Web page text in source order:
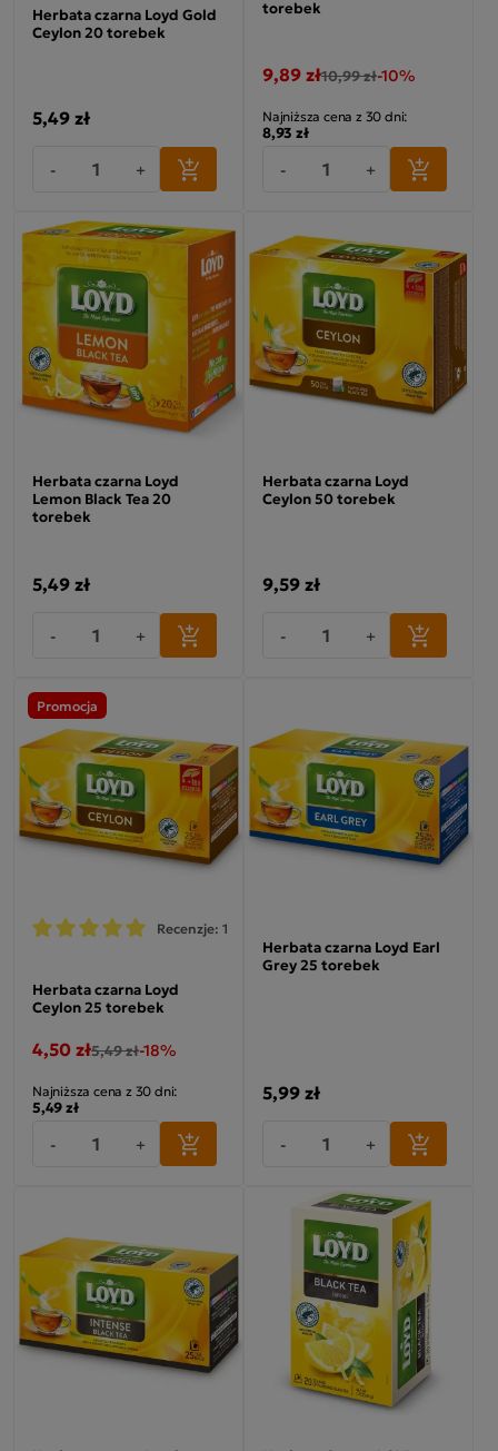
Herbata czarna Loyd Gold
Ceylon 20 torebek
5,49 zł
- +
torebek
9,89 zł10,99 zł-10%
Najniższa cena z 30 dni:
8,93 zł
- +
Herbata czarna Loyd
Lemon Black Tea 20
torebek
5,49 zł
- +
Herbata czarna Loyd
Ceylon 50 torebek
9,59 zł
- +
Promocja
Recenzje: 1
Herbata czarna Loyd
Ceylon 25 torebek
4,50 zł5,49 zł-18%
Najniższa cena z 30 dni:
5,49 zł
- +
Herbata czarna Loyd Earl
Grey 25 torebek
5,99 zł
- +